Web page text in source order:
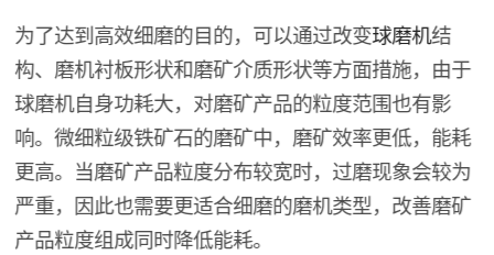
为了达到高效细磨的目的，可以通过改变球磨机结
构、磨机衬板形状和磨矿介质形状等方面措施，由于
球磨机自身功耗大，对磨矿产品的粒度范围也有影
响。微细粒级铁矿石的磨矿中，磨矿效率更低，能耗
更高。当磨矿产品粒度分布较宽时，过磨现象会较为
严重，因此也需要更适合细磨的磨机类型，改善磨矿
产品粒度组成同时降低能耗。